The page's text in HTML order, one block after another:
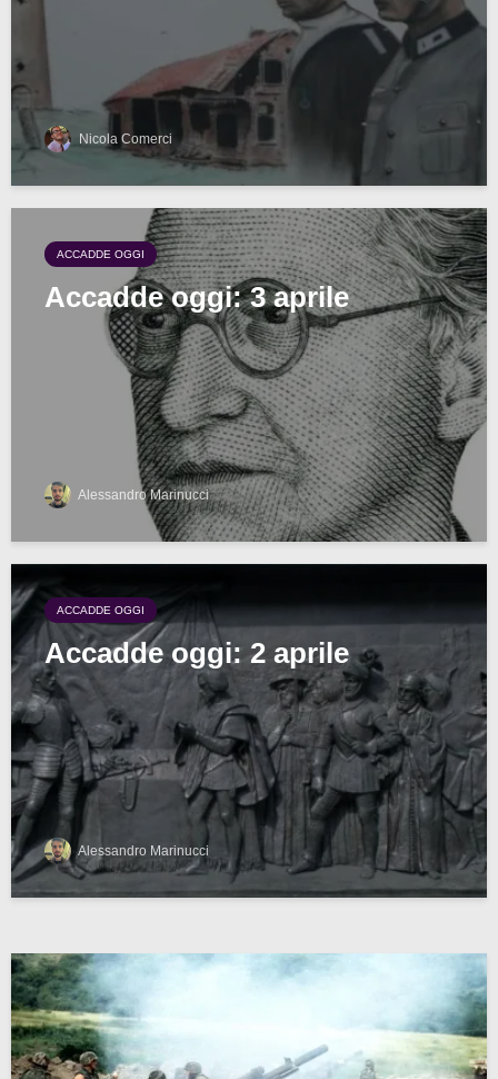
Nicola Comerci
ACCADDE OGGI
Accadde oggi: 3 aprile
Alessandro Marinucci
ACCADDE OGGI
Accadde oggi: 2 aprile
Alessandro Marinucci